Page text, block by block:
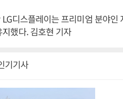
LG디스플레이는 프리미엄 분야
지했다. 김호현 기자
기기사